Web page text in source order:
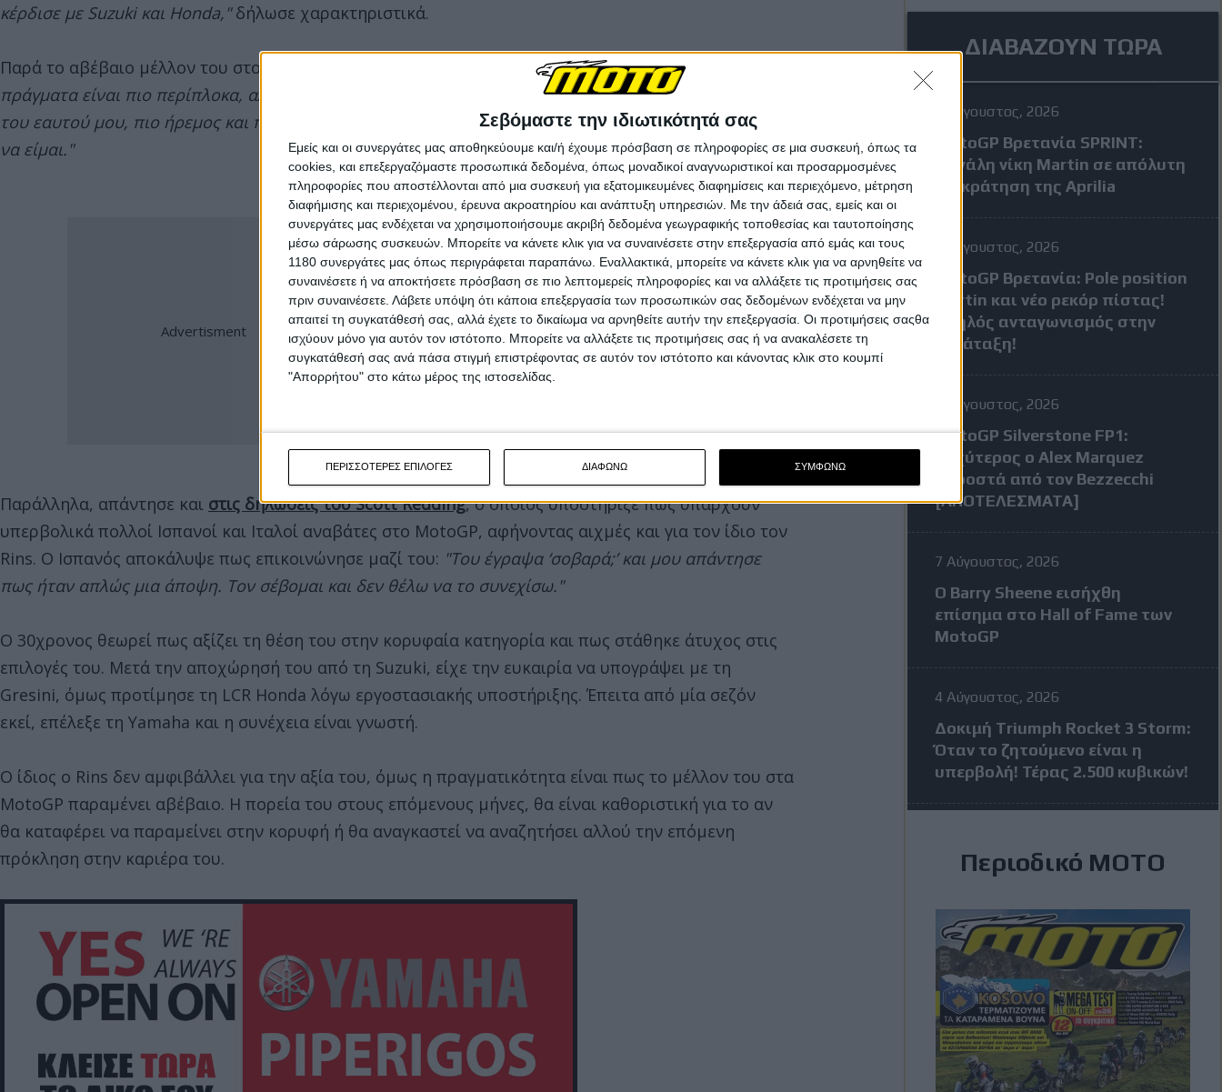
Σεβόμαστε την ιδιωτικότητά σας
Εμείς και οι συνεργάτες μας αποθηκεύουμε και/ή έχουμε πρόσβαση σε πληροφορίες σε μια συσκευή, όπως τα
cookies, και επεξεργαζόμαστε προσωπικά δεδομένα, όπως μοναδικοί αναγνωριστικοί και προσαρμοσμένες
πληροφορίες που αποστέλλονται από μια συσκευή για εξατομικευμένες διαφημίσεις και περιεχόμενο, μέτρηση
διαφήμισης και περιεχομένου, έρευνα ακροατηρίου και ανάπτυξη υπηρεσιών. Με την άδειά σας, εμείς και οι
συνεργάτες μας ενδέχεται να χρησιμοποιήσουμε ακριβή δεδομένα γεωγραφικής τοποθεσίας και ταυτοποίησης
μέσω σάρωσης συσκευών. Μπορείτε να κάνετε κλικ για να συναινέσετε στην επεξεργασία από εμάς και τους
1180 συνεργάτες μας όπως περιγράφεται παραπάνω. Εναλλακτικά, μπορείτε να κάνετε κλικ για να αρνηθείτε να
συναινέσετε ή να αποκτήσετε πρόσβαση σε πιο λεπτομερείς πληροφορίες και να αλλάξετε τις προτιμήσεις σας
πριν συναινέσετε. Λάβετε υπόψη ότι κάποια επεξεργασία των προσωπικών σας δεδομένων ενδέχεται να μην
απαιτεί τη συγκατάθεσή σας, αλλά έχετε το δικαίωμα να αρνηθείτε αυτήν την επεξεργασία. Οι προτιμήσεις σαςθα
ισχύουν μόνο για αυτόν τον ιστότοπο. Μπορείτε να αλλάξετε τις προτιμήσεις σας ή να ανακαλέσετε τη
συγκατάθεσή σας ανά πάσα στιγμή επιστρέφοντας σε αυτόν τον ιστότοπο και κάνοντας κλικ στο κουμπί
"Απορρήτου" στο κάτω μέρος της ιστοσελίδας.
ΠΕΡΙΣΣΟΤΕΡΕΣ ΕΠΙΛΟΓΕΣ ΔΙΑΦΩΝΩ ΣΥΜΦΩΝΩ
κέρδισε με Suzuki και Honda,"δήλωσε χαρακτηριστικά.
Παρά το αβέβαιο μέλλον του στο MotoGP, ο Ρινς δεν δείχνει διατεθειμένος να τα παρατήσει:
πράγματα είναι πιο περίπλοκα, αλλά είμαι ξεκάθαρος ότι θέλω να συνεχίσω. Είμαι καλύτερη εκδοχή
του εαυτού μου, πιο ήρεμος και πιο δυνατός, και θα παλέψω 100% για να μείνω εδώ, γιατί εδώ αξίζω
να είμαι."
Παράλληλα, απάντησε και στις δηλώσεις του Scott Redding, ο οποίος υποστήριξε πως υπάρχουν
υπερβολικά πολλοί Ισπανοί και Ιταλοί αναβάτες στο MotoGP, αφήνοντας αιχμές και για τον ίδιο τον
Rins. Ο Ισπανός αποκάλυψε πως επικοινώνησε μαζί του: "Του έγραψα ‘σοβαρά;’ και μου απάντησε
πως ήταν απλώς μια άποψη. Τον σέβομαι και δεν θέλω να το συνεχίσω."
Ο 30χρονος θεωρεί πως αξίζει τη θέση του στην κορυφαία κατηγορία και πως στάθηκε άτυχος στις
επιλογές του. Μετά την αποχώρησή του από τη Suzuki, είχε την ευκαιρία να υπογράψει με τη
Gresini, όμως προτίμησε τη LCR Honda λόγω εργοστασιακής υποστήριξης. Έπειτα από μία σεζόν
εκεί, επέλεξε τη Yamaha και η συνέχεια είναι γνωστή.
Ο ίδιος ο Rins δεν αμφιβάλλει για την αξία του, όμως η πραγματικότητα είναι πως το μέλλον του στα
MotoGP παραμένει αβέβαιο. Η πορεία του στους επόμενους μήνες, θα είναι καθοριστική για το αν
θα καταφέρει να παραμείνει στην κορυφή ή θα αναγκαστεί να αναζητήσει αλλού την επόμενη
πρόκληση στην καριέρα του.
ΔΙΑΒΑΖΟΥΝ ΤΩΡΑ
8 Αύγουστος, 2026
MotoGP Βρετανία SPRINT:
Μεγάλη νίκη Martin σε απόλυτη
επικράτηση της Aprilia
8 Αύγουστος, 2026
MotoGP Βρετανία: Pole position
Martin και νέο ρεκόρ πίστας!
Υψηλός ανταγωνισμός στην
κατάταξη!
7 Αύγουστος, 2026
MotoGP Silverstone FP1:
Ταχύτερος ο Alex Marquez
μπροστά από τον Bezzecchi
[ΑΠΟΤΕΛΕΣΜΑΤΑ]
7 Αύγουστος, 2026
Ο Barry Sheene εισήχθη
επίσημα στο Hall of Fame των
MotoGP
4 Αύγουστος, 2026
Δοκιμή Triumph Rocket 3 Storm:
Όταν το ζητούμενο είναι η
υπερβολή! Τέρας 2.500 κυβικών!
MotoGP: Πέντε αναβάτες σε
το Grand Prix της Βρετανίας
3 Αύγουστος, 2026
MXGP Βέλγιο: Κέρδισε ο Jeffrey
Herlings και πάει ολοταχώς για
τίτλο
Περιοδικό ΜΟΤΟ